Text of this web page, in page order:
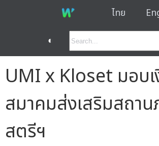
ไทย
◐
UMI x Kloset มอบเ
สมาคมส่งเสริมสถา
สตรีฯ